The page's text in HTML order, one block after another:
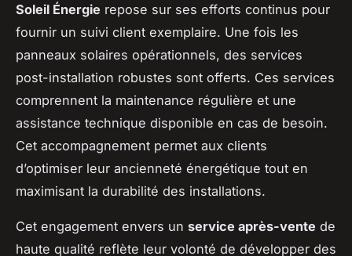
Soleil Énergie repose sur ses efforts continus pour
fournir un suivi client exemplaire. Une fois les
panneaux solaires opérationnels, des services
post-installation robustes sont offerts. Ces services
comprennent la maintenance régulière et une
assistance technique disponible en cas de besoin.
Cet accompagnement permet aux clients
d’optimiser leur ancienneté énergétique tout en
maximisant la durabilité des installations.
Cet engagement envers un service après-vente de
haute qualité reflète leur volonté de développer des